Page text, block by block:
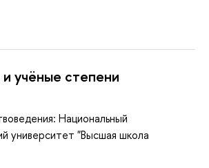
учёные степени
Национальный
университет "Высшая школа